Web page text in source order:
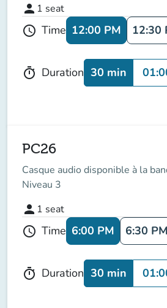
person 1 seat
schedule Time 12:00 PM 12:30
timer Duration 30 min
PC26
Casque audio disponible à la
Niveau 3
person 1 seat
schedule Time 6:00 PM 6:30 PM
timer Duration 30 min